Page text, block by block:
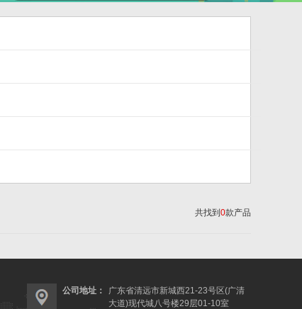
共找到 0款产品
公司地址：
广东省清远市新城西21-23号区(广清
大道)现代城八号楼29层01-10室